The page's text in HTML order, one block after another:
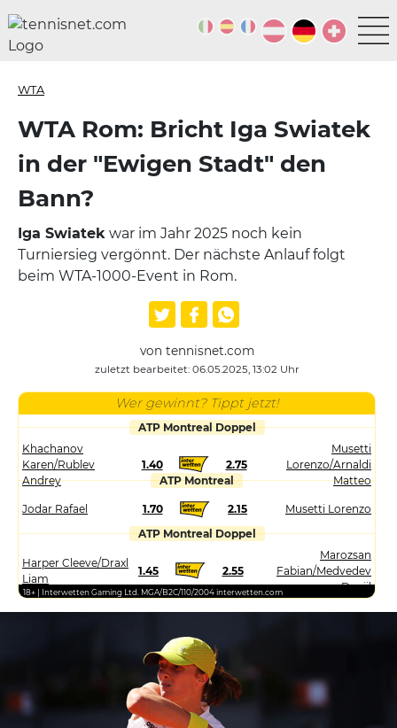
WTA
WTA Rom: Bricht Iga Swiatek
in der "Ewigen Stadt" den
Bann?
Iga Swiatek war im Jahr 2025 noch kein
Turniersieg vergönnt. Der nächste Anlauf folgt
beim WTA-1000-Event in Rom.
von tennisnet.com
zuletzt bearbeitet: 06.05.2025, 13:02 Uhr
Wer gewinnt? Tippt jetzt!
ATP Montreal Doppel
Khachanov
Karen/Rublev
Andrey
1.40 2.75
Musetti
Lorenzo/Arnaldi
Matteo
ATP Montreal
Jodar Rafael 1.70 2.15
Musetti Lorenzo
ATP Montreal Doppel
Harper Cleeve/Draxl
Liam
1.45 2.55
Marozsan
Fabian/Medvedev
Daniil
18+ | Interwetten Gaming Ltd. MGA/B2C/110/2004 interwetten.com